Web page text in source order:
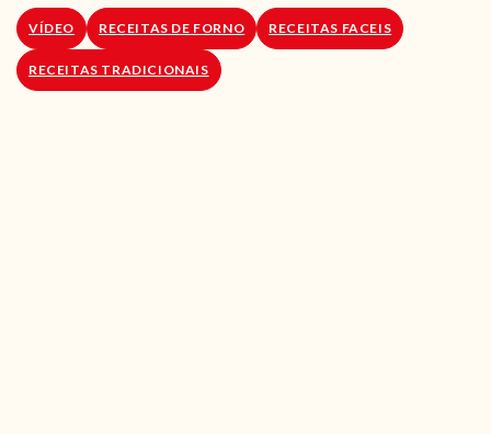
SOBRE NÓS
LOJA ONLINE
VÍDEO RECEITAS DE FORNO RECEITAS FACEIS
RECEITAS TRADICIONAIS